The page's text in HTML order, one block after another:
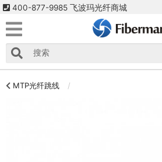
400-877-9985 飞波玛光纤商城
MTP光纤跳线